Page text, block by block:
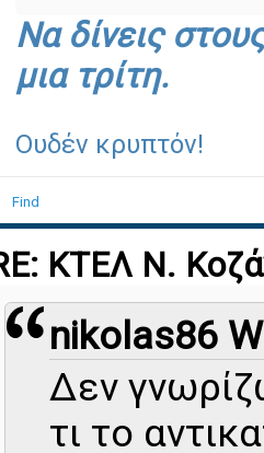
Να δίνεις
μια τρίτη.
Ουδέν κρυπτόν!
Find
ΚΤΕΛ Ν.
nikolas86
Δεν
τι το